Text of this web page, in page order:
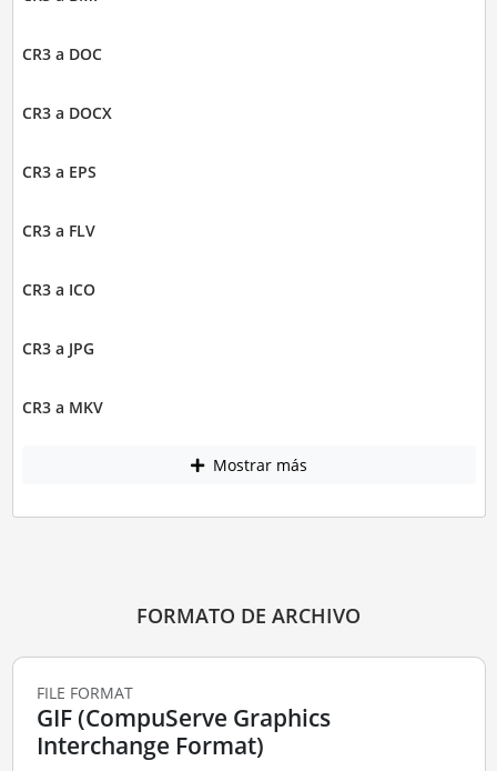
CR3 a DOC
CR3 a DOCX
CR3 a EPS
CR3 a FLV
CR3 a ICO
CR3 a JPG
CR3 a MKV
Mostrar más
FORMATO DE ARCHIVO
FILE FORMAT
GIF (CompuServe Graphics
Interchange Format)